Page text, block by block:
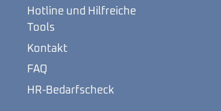
Hotline und Hilfreiche
Tools
Kontakt
FAQ
HR-Bedarfscheck